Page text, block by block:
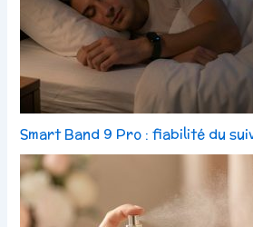
Smart Band 9 Pro : fiabilité du